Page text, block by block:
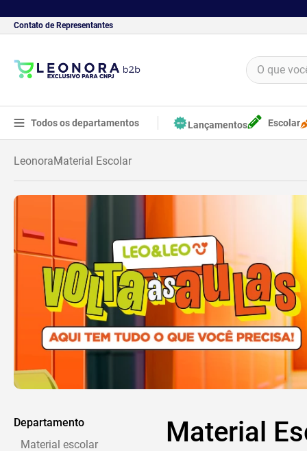
Contato de Representantes
O que você
Todos os departamentos Lançamentos Escolar
LeonoraMaterial Escolar
Departamento
Material escolar
Material
borracha
2º
apontador